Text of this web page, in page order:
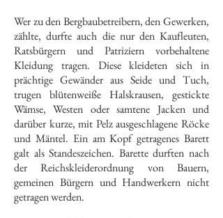
Wer zu den Bergbaubetreibern, den Gewerken,
zählte, durfte auch die nur den Kaufleuten,
Ratsbürgern und Patriziern vorbehaltene
Kleidung tragen. Diese kleideten sich in
prächtige Gewänder aus Seide und Tuch,
trugen blütenweiße Halskrausen, gestickte
Wämse, Westen oder samtene Jacken und
darüber kurze, mit Pelz ausgeschlagene Röcke
und Mäntel. Ein am Kopf getragenes Barett
galt als Standeszeichen. Barette durften nach
der Reichskleiderordnung von Bauern,
gemeinen Bürgern und Handwerkern nicht
getragen werden.